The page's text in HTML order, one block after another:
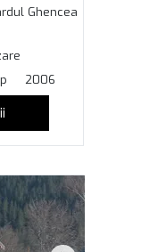
Ghencea
2006